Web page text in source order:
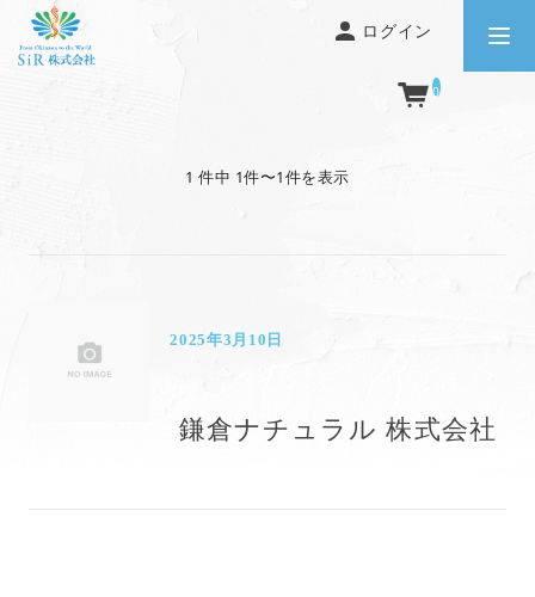
ログイン
0
1 件中 1件〜1件を表示
2025年3月10日
鎌倉ナチュラル 株式会社